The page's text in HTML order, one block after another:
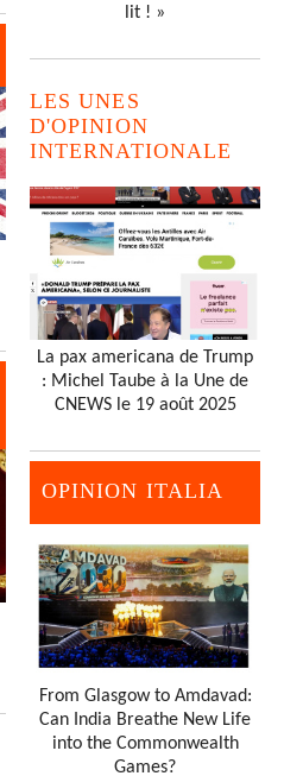
lit ! »
LES UNES
D'OPINION
INTERNATIONALE
La pax americana de Trump
: Michel Taube à la Une de
CNEWS le 19 août 2025
OPINION ITALIA
From Glasgow to Amdavad:
Can India Breathe New Life
into the Commonwealth
Games?